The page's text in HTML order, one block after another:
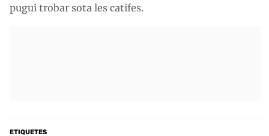
pugui trobar sota les catifes.
ETIQUETES